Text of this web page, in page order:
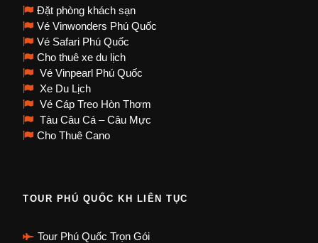
Đặt phòng khách sạn
Vé Vinwonders Phú Quốc
Vé Safari Phú Quốc
Cho thuê xe du lịch
Vé Vinpearl Phú Quốc
Xe Du Lịch
Vé Cáp Treo Hòn Thơm
Tàu Câu Cá – Câu Mực
Cho Thuê Cano
TOUR PHÚ QUỐC KH LIÊN TỤC
Tour Phú Quốc Trọn Gói